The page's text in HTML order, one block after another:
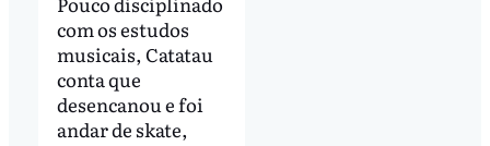
com os estudos
musicais, Catatau
conta que
desencanou e foi
andar de skate,